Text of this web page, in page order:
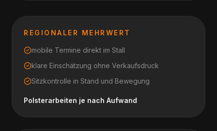
REGIONALER MEHRWERT
mobile Termine direkt im Stall
klare Einschätzung ohne Verkaufsdruck
Sitzkontrolle in Stand und Bewegung
Polsterarbeiten je nach Aufwand